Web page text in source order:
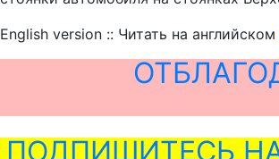
English version :: Читать на английском
ПОДПИШИТЕСЬ